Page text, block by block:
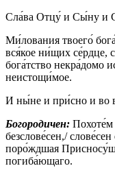
Сла́ва Отцу́ и Сы́ну и
Ми́лования твоего́
вся́кое ни́щих
бога́тство некра́домо
неистощи́мое.
И ны́не и при́сно и во
Богородичен: Похоте́м
безслове́сен,/
поро́ждшая
погиба́ющаго.